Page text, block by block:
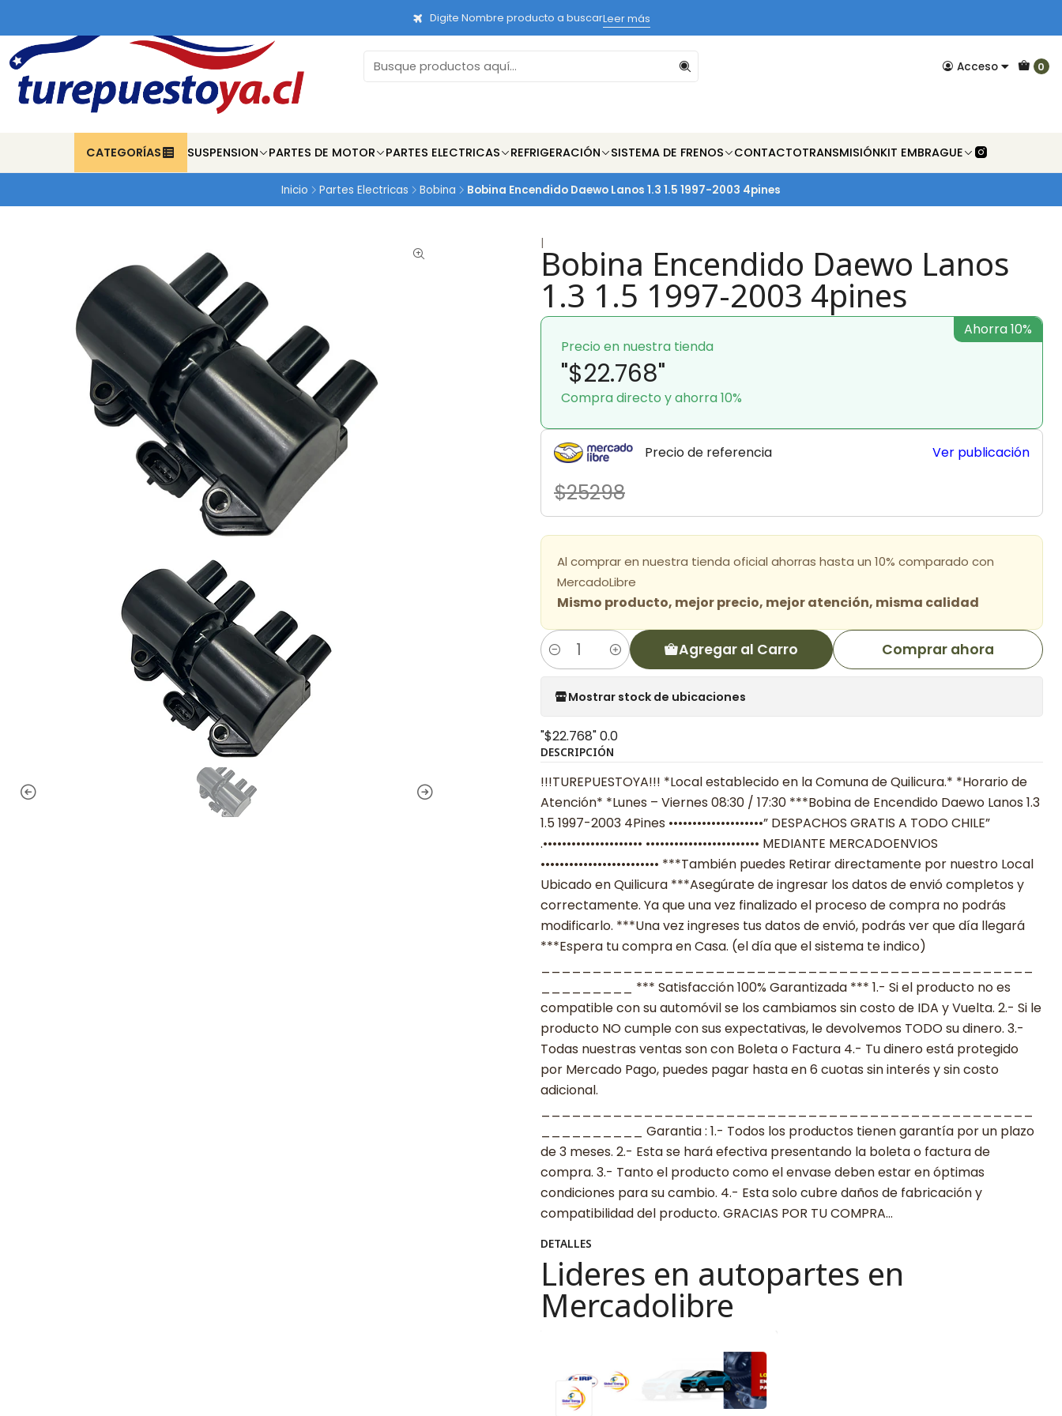
Acceso 0
CATEGORÍAS SUSPENSION PARTES DE MOTOR PARTES ELECTRICAS REFRIGERACIÓN SISTEMA DE FRENOS CONTACTOTRANSMISIÓNKIT EMBRAGUE
Digite Nombre producto a buscarLeer más
Inicio Partes Electricas Bobina Bobina Encendido Daewo Lanos 1.3 1.5 1997-2003 4pines
|Bobina Encendido Daewo Lanos
1.3 1.5 1997-2003 4pines
Precio en nuestra tienda
"$22.768"
Compra directo y ahorra 10%
Ahorra 10%
Precio de referencia
$25298
Ver publicación
Al comprar en nuestra tienda oficial ahorras hasta un 10% comparado con
MercadoLibre
Mismo producto, mejor precio, mejor atención, misma calidad
Cantidad Agregar al Carro Comprar ahora
Mostrar stock de ubicaciones
"$22.768"0.0
DESCRIPCIÓN
!!!TUREPUESTOYA!!! *Local establecido en la Comuna de Quilicura.* *Horario de
Atención* *Lunes – Viernes 08:30 / 17:30 ***Bobina de Encendido Daewo Lanos 1.3
1.5 1997-2003 4Pines ••••••••••••••••••••” DESPACHOS GRATIS A TODO CHILE”
.••••••••••••••••••••• •••••••••••••••••••••••• MEDIANTE MERCADOENVIOS
••••••••••••••••••••••••• ***También puedes Retirar directamente por nuestro Local
Ubicado en Quilicura ***Asegúrate de ingresar los datos de envió completos y
correctamente. Ya que una vez finalizado el proceso de compra no podrás
modificarlo. ***Una vez ingreses tus datos de envió, podrás ver que día llegará
***Espera tu compra en Casa. (el día que el sistema te indico)
_________ *** Satisfacción 100% Garantizada *** 1.- Si el producto no es
compatible con su automóvil se los cambiamos sin costo de IDA y Vuelta. 2.- Si le
producto NO cumple con sus expectativas, le devolvemos TODO su dinero. 3.-
Todas nuestras ventas son con Boleta o Factura 4.- Tu dinero está protegido
por Mercado Pago, puedes pagar hasta en 6 cuotas sin interés y sin costo
adicional.
__________ Garantia : 1.- Todos los productos tienen garantía por un plazo
de 3 meses. 2.- Esta se hará efectiva presentando la boleta o factura de
compra. 3.- Tanto el producto como el envase deben estar en óptimas
condiciones para su cambio. 4.- Esta solo cubre daños de fabricación y
compatibilidad del producto. GRACIAS POR TU COMPRA…
DETALLES
Lideres en autopartes en
Mercadolibre